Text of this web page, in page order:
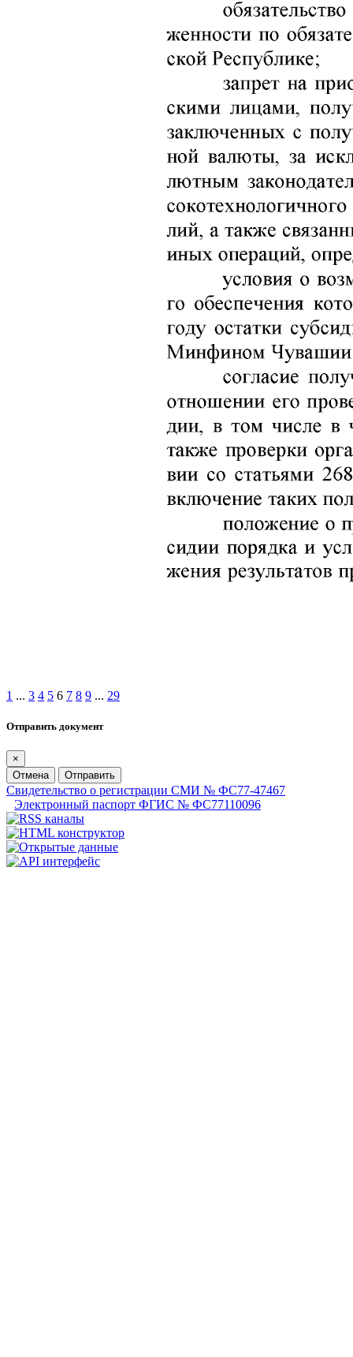
1 ... 3 4 5 6 7 8 9 ... 29
Отправить документ
×
Отмена
Отправить
Свидетельство о регистрации СМИ № ФС77-47467
Электронный паспорт ФГИС № ФС77110096